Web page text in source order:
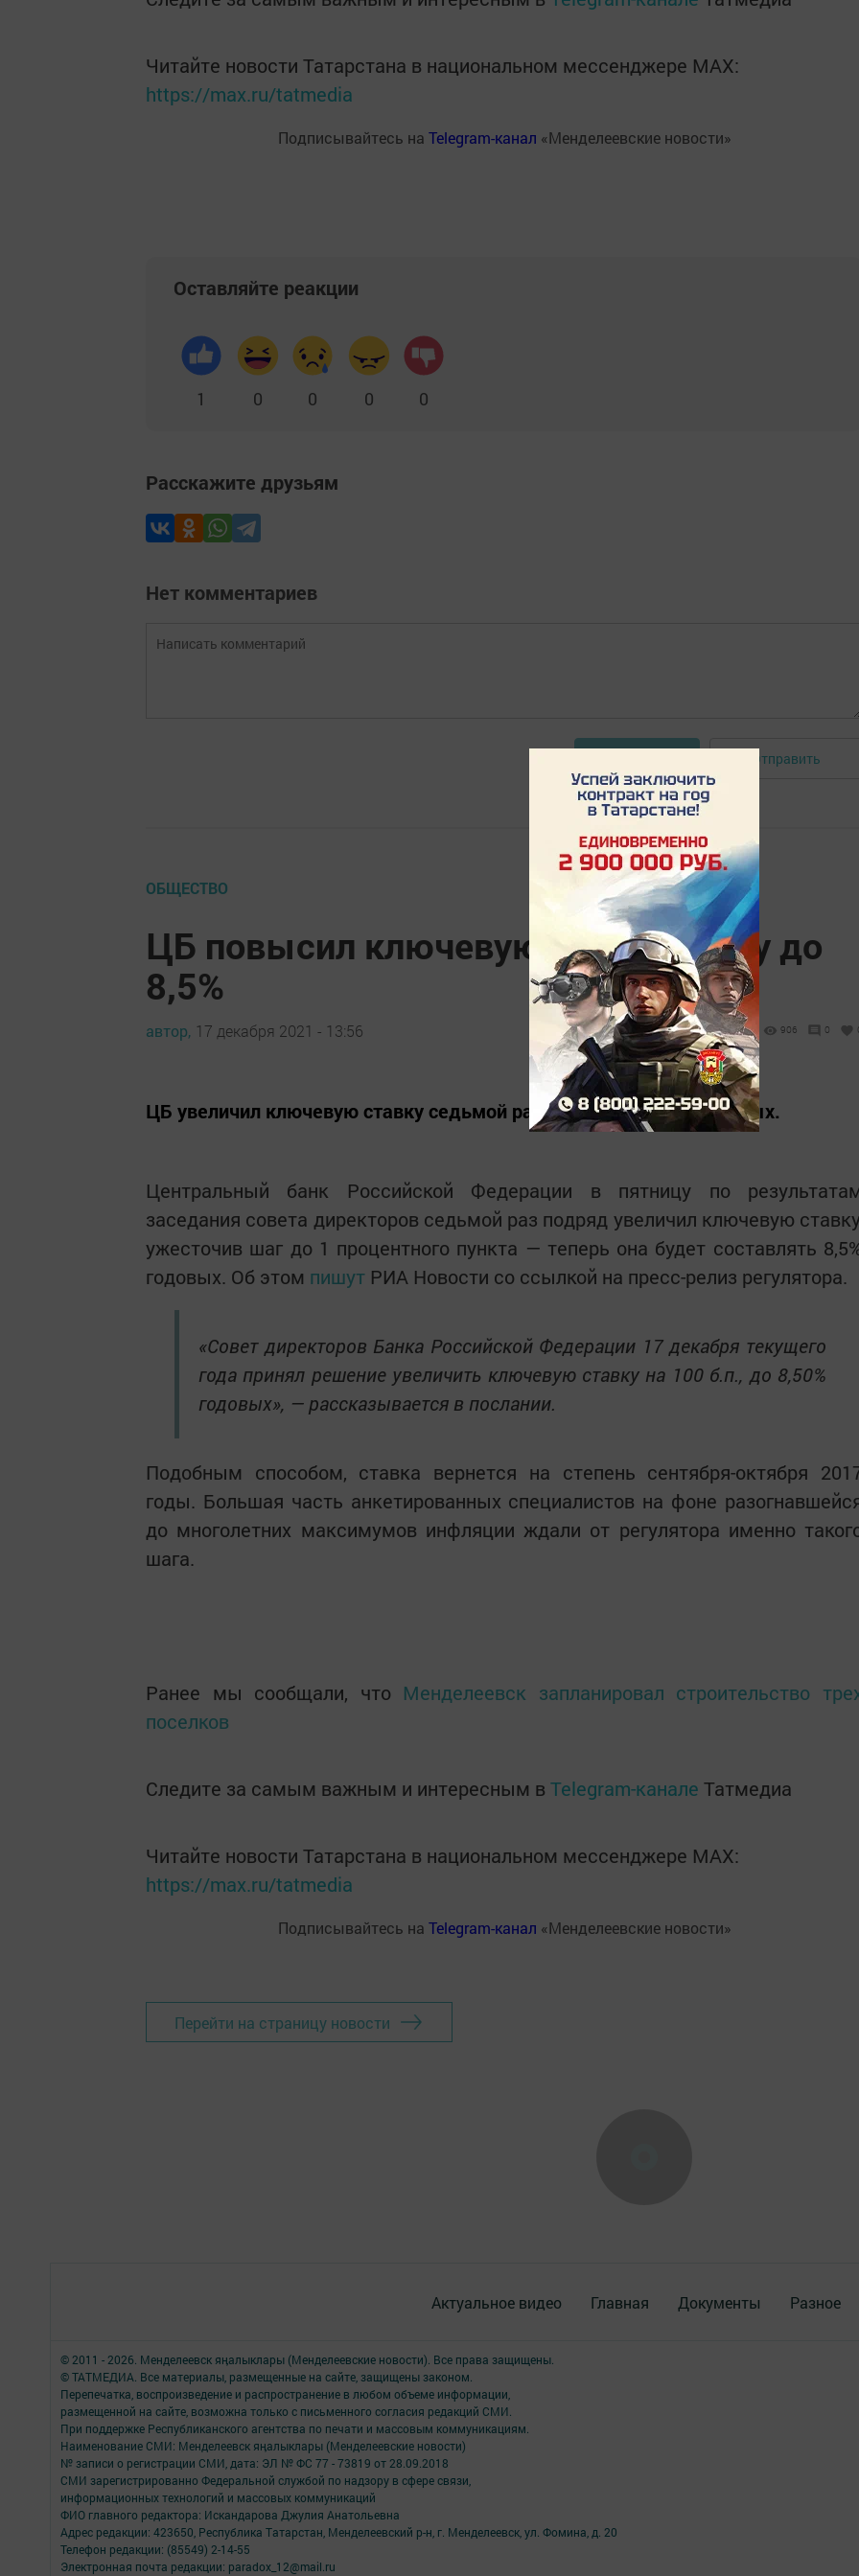
Читайте новости Татарстана в национальном мессенджере MАХ:
https://max.ru/tatmedia
Подписывайтесь на Telegram-канал «Менделеевские новости»
Оставляйте реакции
1 0 0 0 0
Расскажите друзьям
Нет комментариев
Отправить
ОБЩЕСТВО
ЦБ повысил ключевую ставку сразу до
8,5%
автор, 17 декабря 2021 - 13:56 906 0
ЦБ увеличил ключевую ставку седьмой раз подряд, до 8,5% годовых.
Центральный банк Российской Федерации в пятницу по
заседания совета директоров седьмой раз подряд увеличил ключевую
ужесточив шаг до 1 процентного пункта — теперь она будет составлять
годовых. Об этом пишут РИА Новости со ссылкой на пресс-релиз регулятора.
«Совет директоров Банка Российской Федерации 17 декабря текущего
года принял решение увеличить ключевую ставку на 100 б.п., до 8,50%
годовых», — рассказывается в послании.
Подобным способом, ставка вернется на степень сентября-октября
годы. Большая часть анкетированных специалистов на фоне
до многолетних максимумов инфляции ждали от регулятора именно
шага.
Ранее мы сообщали, что Менделеевск запланировал строительство
поселков
Следите за самым важным и интересным в Telegram-канале Татмедиа
Читайте новости Татарстана в национальном мессенджере MАХ:
https://max.ru/tatmedia
Подписывайтесь на Telegram-канал «Менделеевские новости»
Перейти на страницу новости
Актуальное видео Главная Документы Разное
© 2011 - 2026. Менделеевск яӊалыклары (Менделеевские новости). Все права защищены.
© ТАТМЕДИА. Все материалы, размещенные на сайте, защищены законом.
Перепечатка, воспроизведение и распространение в любом объеме информации,
размещенной на сайте, возможна только с письменного согласия редакций СМИ.
При поддержке Республиканского агентства по печати и массовым коммуникациям.
Наименование СМИ: Менделеевск яӊалыклары (Менделеевские новости)
№ записи о регистрации СМИ, дата: ЭЛ № ФС 77 - 73819 от 28.09.2018
СМИ зарегистрированно Федеральной службой по надзору в сфере связи,
информационных технологий и массовых коммуникаций
ФИО главного редактора: Искандарова Джулия Анатольевна
Адрес редакции: 423650, Республика Татарстан, Менделеевский р-н, г. Менделеевск, ул. Фомина, д. 20
Телефон редакции: (85549) 2-14-55
Электронная почта редакции: paradox_12@mail.ru